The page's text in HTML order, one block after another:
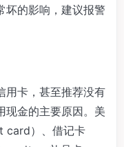
坏的影响，建议报警
用卡，甚至推荐没有
现金的主要原因。美
card）、借记卡